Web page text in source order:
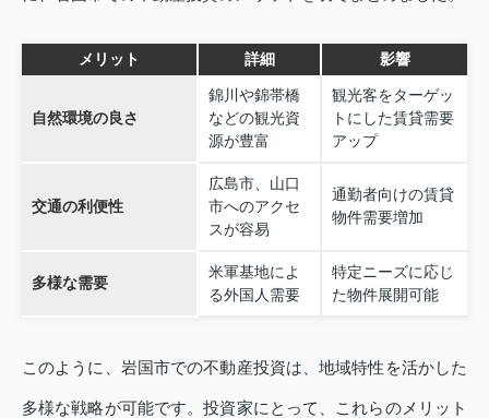
メリット 詳細 影響
自然環境の良さ
錦川や錦帯橋
などの観光資
源が豊富
観光客をターゲッ
トにした賃貸需要
アップ
交通の利便性
広島市、山口
市へのアクセ
スが容易
通勤者向けの賃貸
物件需要増加
多様な需要
米軍基地によ
る外国人需要
特定ニーズに応じ
た物件展開可能
このように、岩国市での不動産投資は、地域特性を活かした
多様な戦略が可能です。投資家にとって、これらのメリット